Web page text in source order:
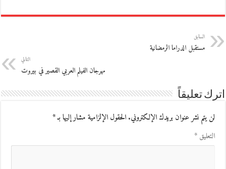
السابق
مستقبل الدراما الرمضانية
التالي
مهرجان الفيلم العربي القصير في بيروت
اترك تعليقاً
لن يتم نشر عنوان بريدك الإلكتروني.الحقول الإلزامية مشار إليها بـ*
التعليق*